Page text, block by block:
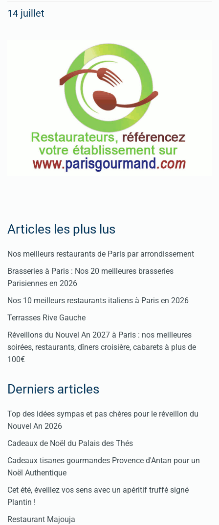
14 juillet
Articles les plus lus
Nos meilleurs restaurants de Paris par arrondissement
Brasseries à Paris : Nos 20 meilleures brasseries
Parisiennes en 2026
Nos 10 meilleurs restaurants italiens à Paris en 2026
Terrasses Rive Gauche
Réveillons du Nouvel An 2027 à Paris : nos meilleures
soirées, restaurants, dîners croisière, cabarets à plus de
100€
Derniers articles
Top des idées sympas et pas chères pour le réveillon du
Nouvel An 2026
Cadeaux de Noël du Palais des Thés
Cadeaux tisanes gourmandes Provence d'Antan pour un
Noël Authentique
Cet été, éveillez vos sens avec un apéritif truffé signé
Plantin !
Restaurant Majouja